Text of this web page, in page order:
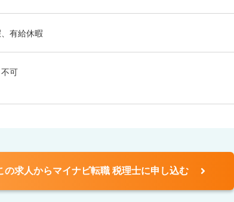
有給休暇
可
の求人からマイナビ転職 税理士に申し込む